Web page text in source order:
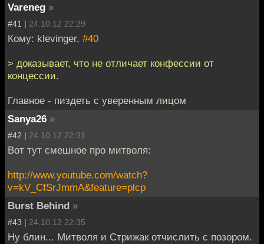
Vareneg »
#41 | 24.10.12 22:29
Кому: klevinger, #40
> доказывает, что не отличает конфессии от
концессии.
Главное - пиздеть с уверенным лицом
Sanya26 »
#42 | 24.10.12 22:31
Вот тут смешное про митволя:
http://www.youtube.com/watch?
v=kV_CfSrJmmA&feature=plcp
Burst Behind »
#43 | 24.10.12 22:35
Ну блин... Митволя и Стрижак отчислить с позором.